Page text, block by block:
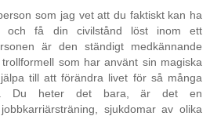
som jag vet att du faktiskt kan ha
och få din civilstånd löst inom ett
är den ständigt medkännande
som har använt sin magiska
till att förändra livet för så många
Du heter det bara, är det en
sjukdomar av olika